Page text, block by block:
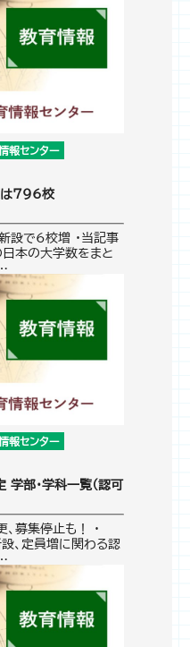
報センター
は796校
設で6校増 ・当記事
本の大学数をまと
報センター
部・学科一覧（認可
、募集停止も！ ・
、定員増に関わる認